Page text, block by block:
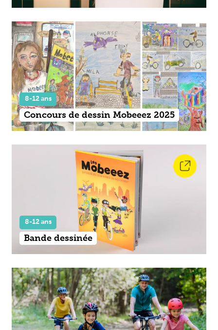
8-12 ans
Concours de dessin Mobeeez 2025
8-12 ans
Bande dessinée